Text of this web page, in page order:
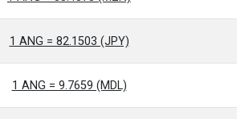
1 ANG = 82.1503 (JPY)
1 ANG = 9.7659 (MDL)